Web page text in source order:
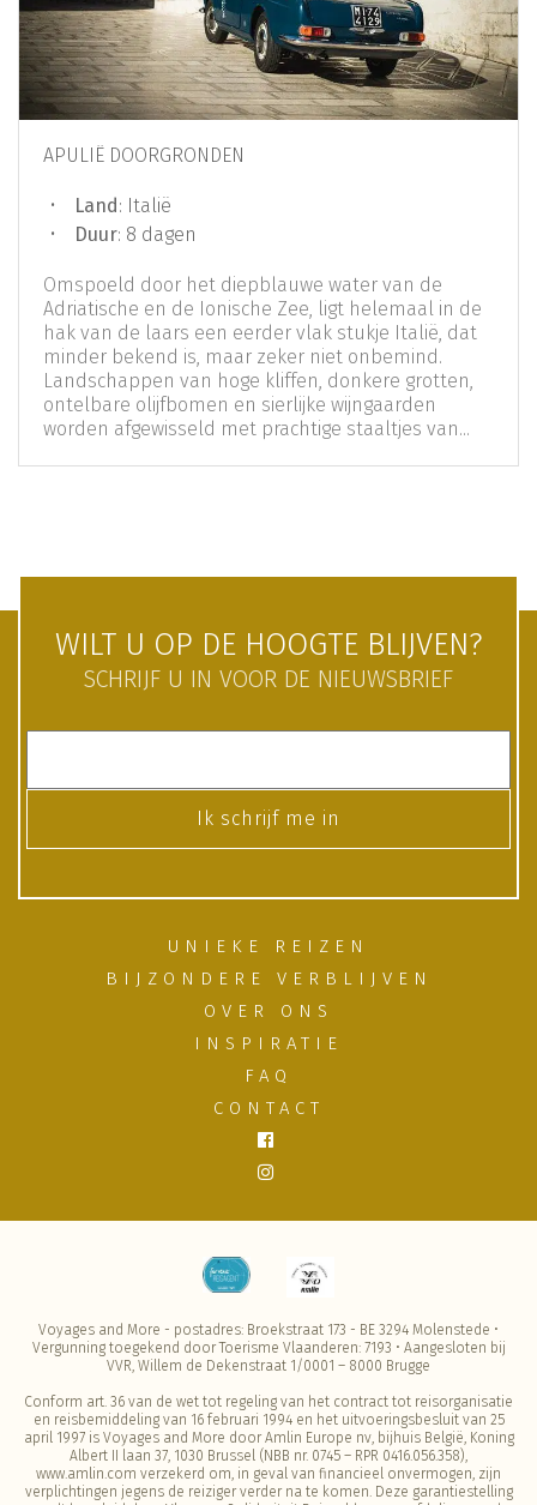
APULIË DOORGRONDEN
Land: Italië
Duur: 8 dagen
Omspoeld door het diepblauwe water van de
Adriatische en de Ionische Zee, ligt helemaal in de
hak van de laars een eerder vlak stukje Italië, dat
minder bekend is, maar zeker niet onbemind.
Landschappen van hoge kliffen, donkere grotten,
ontelbare olijfbomen en sierlijke wijngaarden
worden afgewisseld met prachtige staaltjes van...
WILT U OP DE HOOGTE BLIJVEN?
SCHRIJF U IN VOOR DE NIEUWSBRIEF
Ik schrijf me in
UNIEKE REIZEN
BIJZONDERE VERBLIJVEN
OVER ONS
INSPIRATIE
FAQ
CONTACT
Voyages and More - postadres: Broekstraat 173 - BE 3294 Molenstede •
Vergunning toegekend door Toerisme Vlaanderen: 7193 • Aangesloten bij
VVR, Willem de Dekenstraat 1/0001 – 8000 Brugge
Conform art. 36 van de wet tot regeling van het contract tot reisorganisatie
en reisbemiddeling van 16 februari 1994 en het uitvoeringsbesluit van 25
april 1997 is Voyages and More door Amlin Europe nv, bijhuis België, Koning
Albert II laan 37, 1030 Brussel (NBB nr. 0745 – RPR 0416.056.358),
www.amlin.com verzekerd om, in geval van financieel onvermogen, zijn
verplichtingen jegens de reiziger verder na te komen. Deze garantiestelling